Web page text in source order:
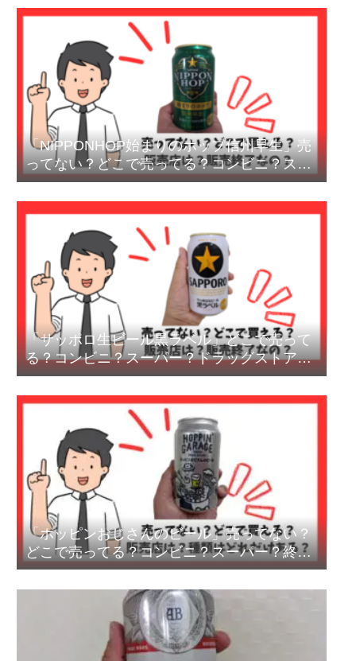
「NIPPONHOP始まりのホップ信州早生」売
ってない？どこで売ってる？コンビニ？スー
パー？終売？
「サッポロ生ビール黒ラベル」どこで売って
る？コンビニ？スーパー？ドラッグストア？
売ってない？
「ホッピンおじさんのビール」売ってない？
どこで売ってる？コンビニ？スーパー？終
売？